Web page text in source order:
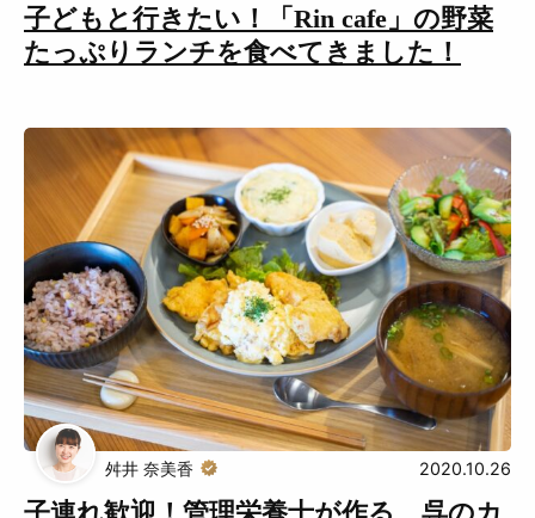
子どもと行きたい！「Rin cafe」の野菜
たっぷりランチを食べてきました！
舛井 奈美香 2020.10.26